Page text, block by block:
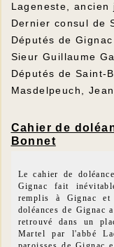
Lageneste,
Dernier consul de
Députés de
Sieur Guillaume
Députés de Saint-
Masdelpeuch,
Cahier de
Bonnet
Le cahier de
Gignac fait
remplis à Gignac
doléances de Gignac
retrouvé dans un
Martel par l'abbé